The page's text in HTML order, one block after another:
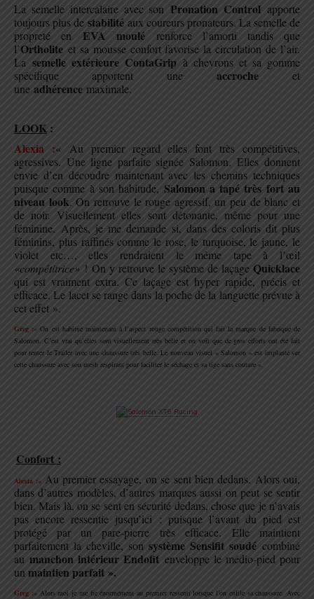
La semelle intercalaire avec son Pronation Controlapporte
toujours plus de stabilité aux coureurs pronateurs. La semelle de
propreté en EVA moulé renforce l’amorti tandis que
l’Ortholite et sa mousse confort favorise la circulation de l’air.
La semelle extérieure ContaGrip à chevrons et sa gomme
spécifique apportent une accrocheet
une adhérence maximale.
LOOK :
Alexia :« Au premier regard elles font très compétitives,
agressives. Une ligne parfaite signée Salomon.Elles donnent
envie d’en découdre maintenant avec les chemins techniques
puisque comme à son habitude, Salomon a tapé très fort au
niveau look. On retrouve le rouge agressif, un peu de blanc et
de noir. Visuellement elles sont détonante, même pour une
féminine.Après, je me demande si, dans des coloris dit plus
féminins, plus raffinés comme le rose, le turquoise, le jaune, le
violet etc…, elles rendraient le même tape à l’œil
«compétitrice» ! On y retrouve le système de laçage Quicklace
qui est vraiment extra. Ce laçage est hyper rapide, précis et
efficace. Le lacet se range dans la poche de la languette prévue à
cet effet ».
Greg :« On est habitué maintenant à l’aspect rouge compétition qui fait la marque de fabrique de
Salomon. C’est vrai qu’elles sont visuellement très belle et on voit que de gros efforts ont été fait
pour tenter le Trailer avec une chaussure très belle. Le nouveau visuel « Salomon » est implanté sur
cette chaussure avec son mesh respirant pour faciliter le séchage et sa tige sans couture ».
Confort :
Alexia :« Au premier essayage, on se sent bien dedans. Alors oui,
dans d’autres modèles, d’autres marques aussi on peut se sentir
bien. Mais là, on se sent en sécurité dedans, chose que je n’avais
pas encore ressentie jusqu’ici : puisque l’avant du pied est
protégé par un pare-pierre très efficace. Elle maintient
parfaitement la cheville, son système Sensifit soudé combiné
aumanchon intérieur Endofit enveloppe le médio-pied pour
unmaintien parfait ».
Greg :« Alors moi je me fie énormément au premier ressenti lorsque l’on enfile sa chaussure. Avec